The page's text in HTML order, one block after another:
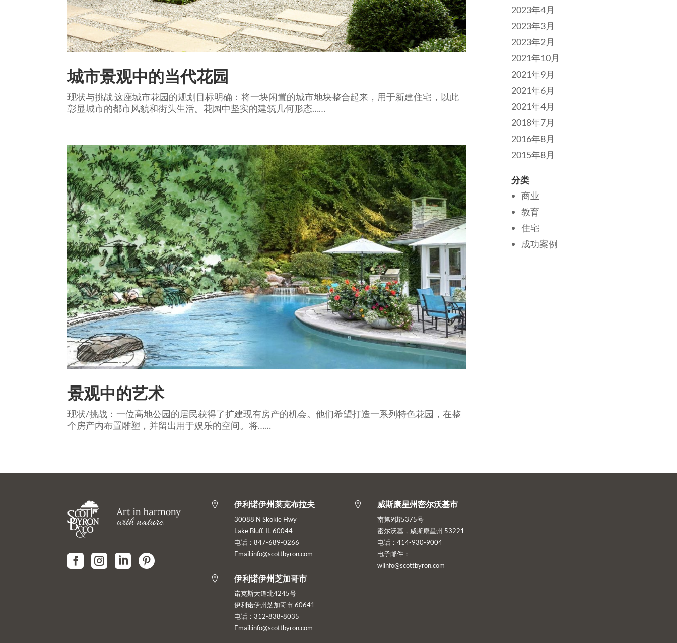
城市景观中的当代花园
现状与挑战 这座城市花园的规划目标明确：将一块闲置的城市地块整合起来，用于新建住宅，以此
彰显城市的都市风貌和街头生活。花园中坚实的建筑几何形态……
景观中的艺术
现状/挑战：一位高地公园的居民获得了扩建现有房产的机会。他们希望打造一系列特色花园，在整
个房产内布置雕塑，并留出用于娱乐的空间。将……
2023年4月
2023年3月
2023年2月
2021年10月
2021年9月
2021年6月
2021年4月
2018年7月
2016年8月
2015年8月
分类
商业
教育
住宅
成功案例
   
 伊利诺伊州莱克布拉夫
30088 N Skokie Hwy
Lake Bluff, IL 60044
电话：847-689-0266
Email:info@scottbyron.com
 伊利诺伊州芝加哥市
诺克斯大道北4245号
伊利诺伊州芝加哥市 60641
电话：312-838-8035
Email:info@scottbyron.com
 威斯康星州密尔沃基市
南第9街5375号
密尔沃基，威斯康星州 53221
电话：414-930-9004
电子邮件：
wiinfo@scottbyron.com